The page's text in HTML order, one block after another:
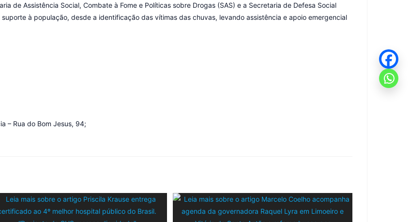
de Assistência Social, Combate à Fome e Políticas sobre Drogas (SAS) e a Secretaria de Defesa Social
à população, desde a identificação das vítimas das chuvas, levando assistência e apoio emergencial
– Rua do Bom Jesus, 94;